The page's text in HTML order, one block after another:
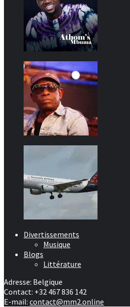
Divertissements
Musique
Blogs
Littérature
Adresse: Belgique
Contact: +32 467 836 142
E-mail: contact@mm2.online